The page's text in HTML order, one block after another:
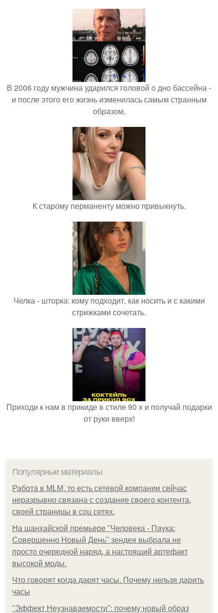
В 2006 году мужчина ударился головой о дно бассейна -
и после этого его жизнь изменилась самым странным
образом.
К старому перманенту можно привыкнуть.
Челка - шторка: кому подходит, как носить и с какими
стрижками сочетать.
Приходи к нам в прикиде в стиле 90 х и получай подарки
от руки вверх!
Популярные материалы
Работа в MLM, то есть сетевой компании сейчас
неразрывно связана с создание своего контента,
своей страницы в соц сетях.
На шанхайской премьере "Человека - Паука:
Совершенно Новый День" зендея выбрала не
просто очередной наряд, а настоящий артефакт
высокой моды.
Что говорят когда дарят часы. Почему нельзя дарить
часы
"Эффект Неузнаваемости": почему новый образ